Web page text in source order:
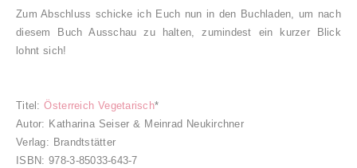
Zum Abschluss schicke ich Euch nun in den Buchladen, um nach
diesem Buch Ausschau zu halten, zumindest ein kurzer Blick
lohnt sich!
Titel:Österreich Vegetarisch*
Autor: Katharina Seiser & Meinrad Neukirchner
Verlag: Brandtstätter
ISBN: 978-3-85033-643-7